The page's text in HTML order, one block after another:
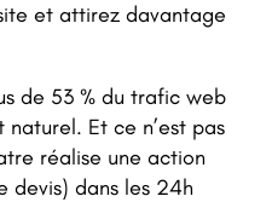
et attirez davantage
de 53 % du trafic web
Et ce n’est pas
réalise une action
devis) dans les 24h